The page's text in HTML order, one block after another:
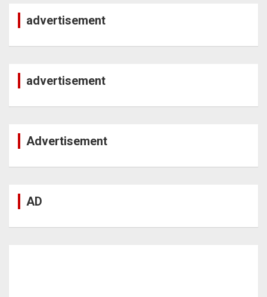
advertisement
advertisement
Advertisement
AD